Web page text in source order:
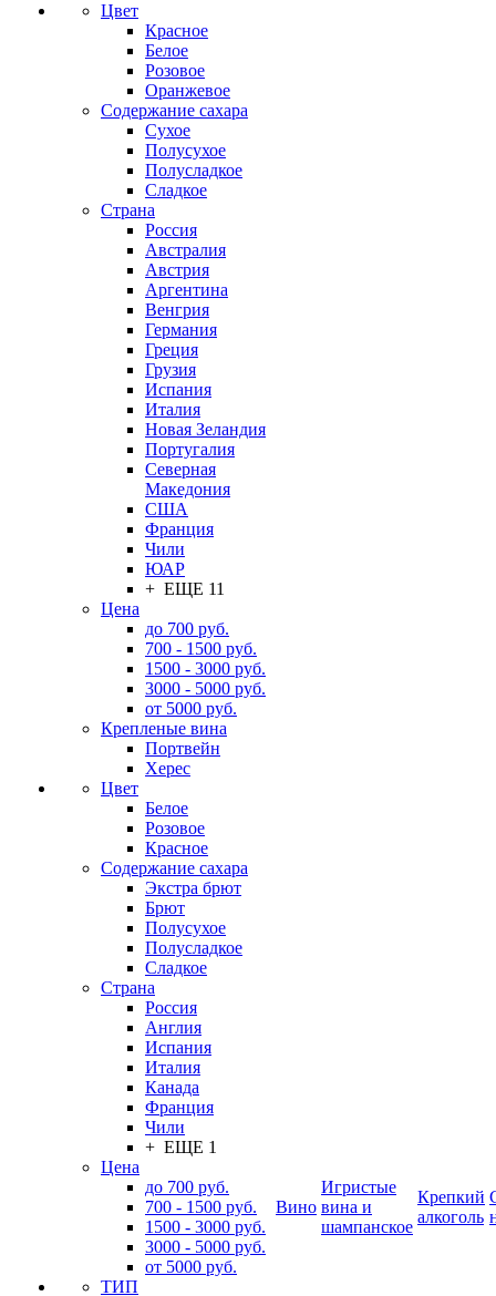
Цвет
Красное
Белое
Розовое
Оранжевое
Содержание сахара
Сухое
Полусухое
Полусладкое
Сладкое
Страна
Россия
Австралия
Австрия
Аргентина
Венгрия
Германия
Греция
Грузия
Испания
Италия
Новая Зеландия
Португалия
Северная
Македония
США
Франция
Чили
ЮАР
+ ЕЩЕ 11
Цена
до 700 руб.
700 - 1500 руб.
1500 - 3000 руб.
3000 - 5000 руб.
от 5000 руб.
Крепленые вина
Портвейн
Херес
Цвет
Белое
Розовое
Красное
Содержание сахара
Экстра брют
Брют
Полусухое
Полусладкое
Сладкое
Страна
Россия
Англия
Испания
Италия
Канада
Франция
Чили
+ ЕЩЕ 1
Цена
до 700 руб.
700 - 1500 руб.
1500 - 3000 руб.
3000 - 5000 руб.
от 5000 руб.
ТИП
Вино
Игристые
вина и
шампанское
Крепкий
алкоголь